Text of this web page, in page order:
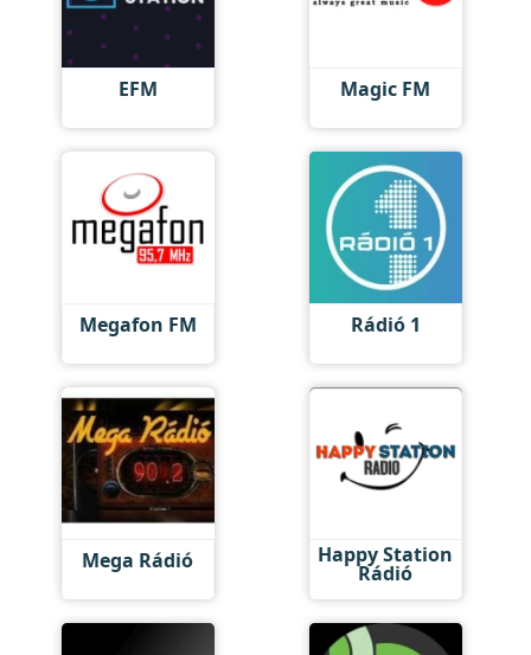
EFM Magic FM
Megafon FM Rádió 1
Mega Rádió Happy Station
Rádió